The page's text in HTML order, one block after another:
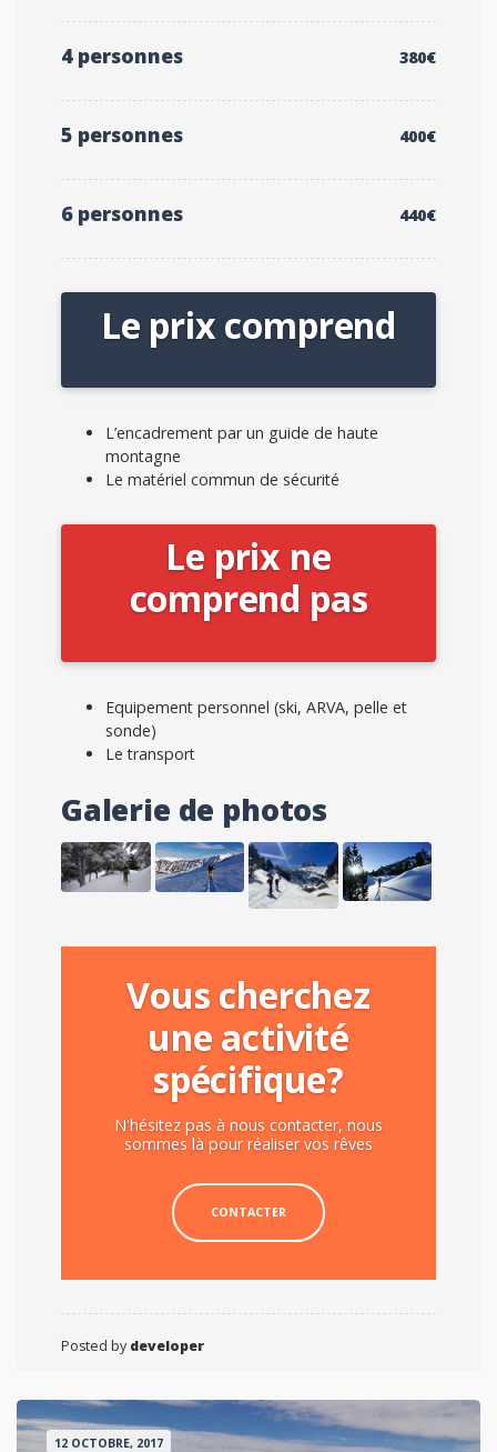
4 personnes 380€
5 personnes 400€
6 personnes 440€
Le prix comprend
L’encadrement par un guide de haute
montagne
Le matériel commun de sécurité
Le prix ne
comprend pas
Equipement personnel (ski, ARVA, pelle et
sonde)
Le transport
Galerie de photos
Vous cherchez
une activité
spécifique?
N'hésitez pas à nous contacter, nous
sommes là pour réaliser vos rêves
CONTACTER
Posted by developer
12 OCTOBRE, 2017